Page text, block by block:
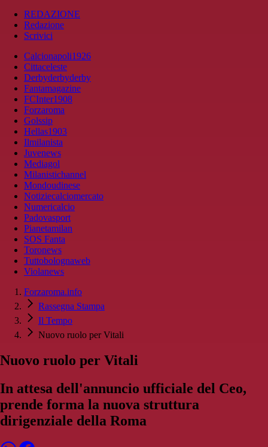
REDAZIONE
Redazione
Scrivici
Calcionapoli1926
Cittaceleste
Derbyderbyderby
Fantamagazine
FCInter1908
Forzaroma
Golssip
Hellas1903
Ilmilanista
Juvenews
Mediagol
Milanistichannel
Mondoudinese
Notiziecalciomercato
Numericalcio
Padovasport
Pianetamilan
SOS Fanta
Toronews
Tuttobolognaweb
Violanews
Forzaroma.info
Rassegna Stampa
Il Tempo
Nuovo ruolo per Vitali
Nuovo ruolo per Vitali
In attesa dell'annuncio ufficiale del Ceo,
prende forma la nuova struttura
dirigenziale della Roma